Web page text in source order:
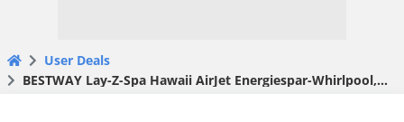
User Deals
BESTWAY Lay-Z-Spa Hawaii AirJet Energiespar-Whirlpool, 180 x 180 x 71 cm, 6 Personen 6001H